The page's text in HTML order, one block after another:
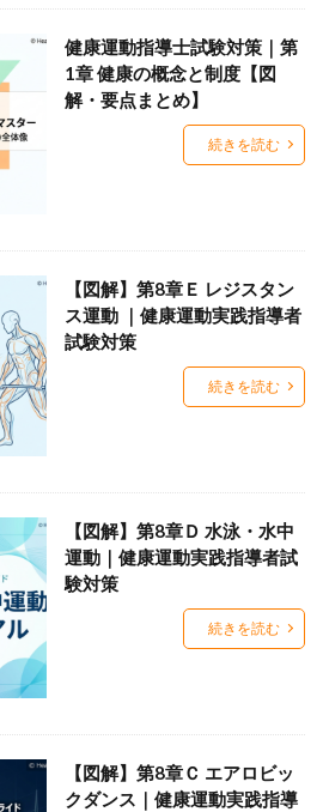
健康運動指導士試験対策｜第
1章 健康の概念と制度【図
解・要点まとめ】
続きを読む
【図解】第8章Ｅ レジスタン
ス運動 ｜健康運動実践指導者
試験対策
続きを読む
【図解】第8章Ｄ 水泳・水中
運動｜健康運動実践指導者試
験対策
続きを読む
【図解】第8章Ｃ エアロビッ
クダンス｜健康運動実践指導